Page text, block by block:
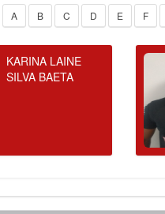
A B C D E F
KARINA LAINE
SILVA BAETA